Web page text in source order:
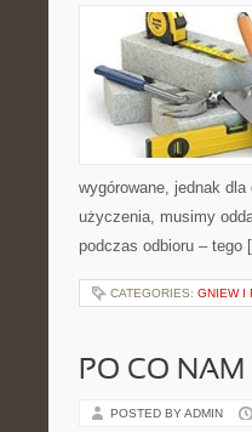
wygórowane, jednak
użyczenia, musimy
podczas odbioru – tego
CATEGORIES: GNIEW I
PO CO
POSTED BY ADMIN